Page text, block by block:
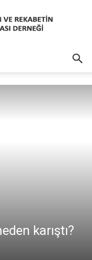
karıştı?